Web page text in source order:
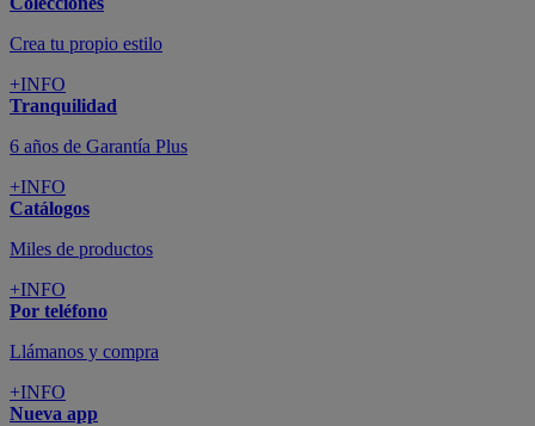
Crea tu propio estilo
+INFO
Tranquilidad
6 años de Garantía Plus
+INFO
Catálogos
Miles de productos
+INFO
Por teléfono
Llámanos y compra
+INFO
Nueva app